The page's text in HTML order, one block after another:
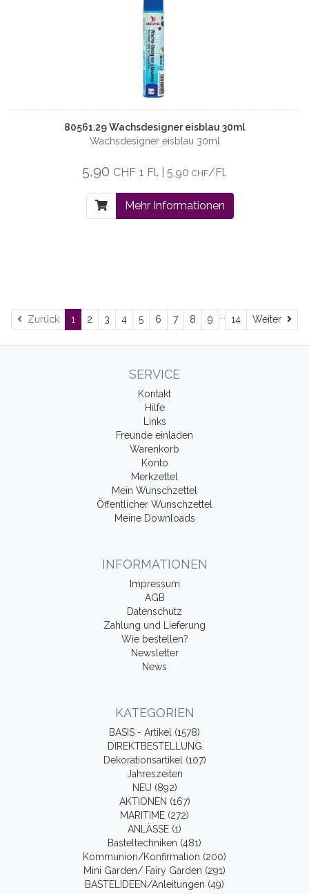
80561.29 Wachsdesigner eisblau 30ml
Wachsdesigner eisblau 30ml
5,90 CHF 1 Fl. | 5,90 CHF/Fl.
Mehr Informationen
Zurück 1 2 3 4 5 6 7 8 9 14 Weiter
SERVICE
Kontakt
Hilfe
Links
Freunde einladen
Warenkorb
Konto
Merkzettel
Mein Wunschzettel
Öffentlicher Wunschzettel
Meine Downloads
INFORMATIONEN
Impressum
AGB
Datenschutz
Zahlung und Lieferung
Wie bestellen?
Newsletter
News
KATEGORIEN
BASIS - Artikel (1578)
DIREKTBESTELLUNG
Dekorationsartikel (107)
Jahreszeiten
NEU (892)
AKTIONEN (167)
MARITIME (272)
ANLÄSSE (1)
Basteltechniken (481)
Kommunion/Konfirmation (200)
Mini Garden/ Fairy Garden (291)
BASTELIDEEN/Anleitungen (49)